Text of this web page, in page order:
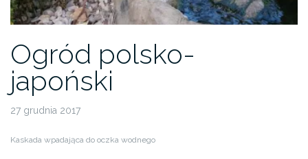
Ogród polsko-
japoński
27 grudnia 2017
Kaskada wpadająca do oczka wodnego